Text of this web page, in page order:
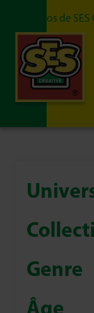
À propos de
Genre
Âge